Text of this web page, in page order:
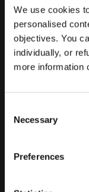
We use cookies
personalised
objectives. You
individually, or
more information
Selection
Necessary
Preferences
Standort